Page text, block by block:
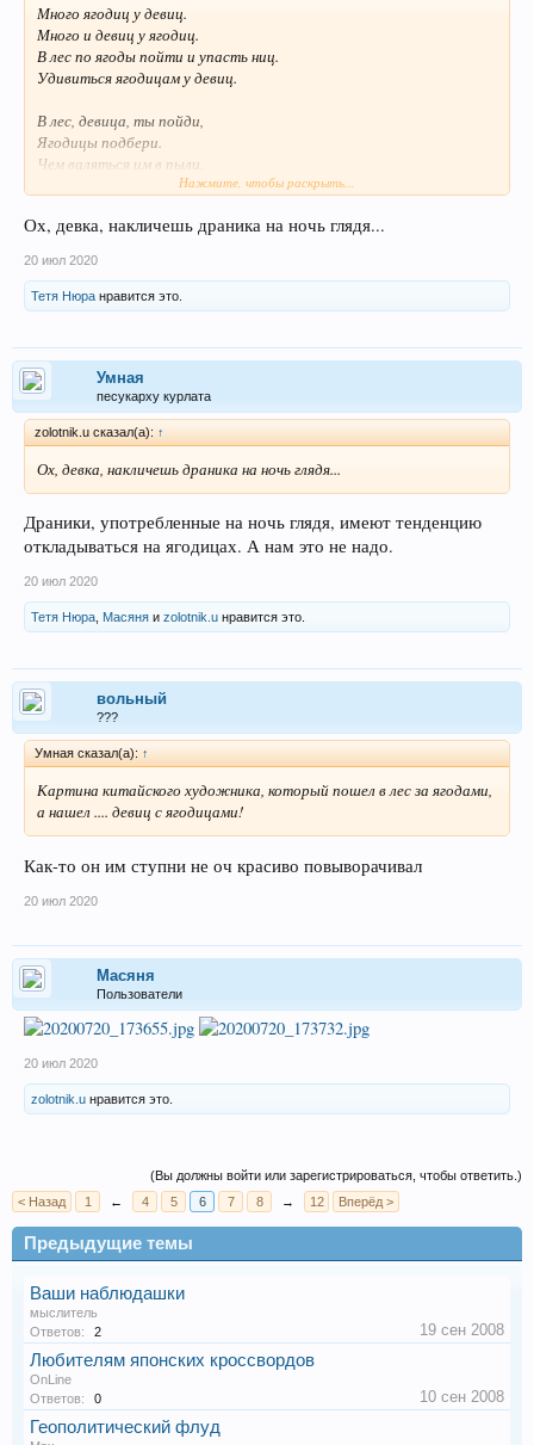
Много ягодиц у девиц.
Много и девиц у ягодиц.
В лес по ягоды пойти и упасть ниц.
Удивиться ягодицам у девиц.
В лес, девица, ты пойди,
Ягодицы подбери.
Чем валяться им в пыли,
Пусть всех радуют они.Нажмите, чтобы раскрыть...
Ох, девка, накличешь драника на ночь глядя...
20 июл 2020
Тетя Нюра нравится это.
Умная
песукарху курлата
zolotnik.u сказал(а): ↑
Ох, девка, накличешь драника на ночь глядя...
Драники, употребленные на ночь глядя, имеют тенденцию
откладываться на ягодицах. А нам это не надо.
20 июл 2020
Тетя Нюра Масяня и zolotnik.u нравится это.
вольный
???
Умная сказал(а): ↑
Картина китайского художника, который пошел в лес за ягодами,
а нашел .... девиц с ягодицами!
Как-то он им ступни не оч красиво повыворачивал
20 июл 2020
Масяня
Пользователи
20 июл 2020
zolotnik.u нравится это.
(Вы должны войти или зарегистрироваться, чтобы ответить.)
< Назад
1 ← 4 5 6 7 8 → 12 Вперёд >
Предыдущие темы
Ваши наблюдашки
мыслитель
Ответов:
2 19 сен 2008
Любителям японских кроссвордов
OnLine
Ответов:
0 10 сен 2008
Геополитический флуд